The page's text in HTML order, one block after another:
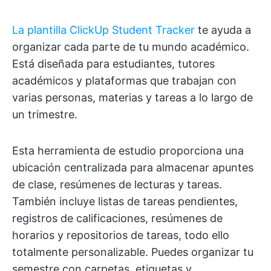
La plantilla ClickUp Student Tracker te ayuda a
organizar cada parte de tu mundo académico.
Está diseñada para estudiantes, tutores
académicos y plataformas que trabajan con
varias personas, materias y tareas a lo largo de
un trimestre.
Esta herramienta de estudio proporciona una
ubicación centralizada para almacenar apuntes
de clase, resúmenes de lecturas y tareas.
También incluye listas de tareas pendientes,
registros de calificaciones, resúmenes de
horarios y repositorios de tareas, todo ello
totalmente personalizable. Puedes organizar tu